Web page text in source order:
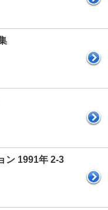
ン 1991年 2-3